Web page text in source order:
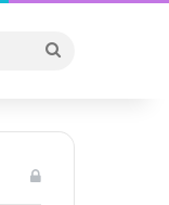
...